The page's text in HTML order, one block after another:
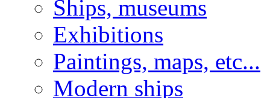
Ships, museums
Exhibitions
Paintings, maps, etc...
Modern ships